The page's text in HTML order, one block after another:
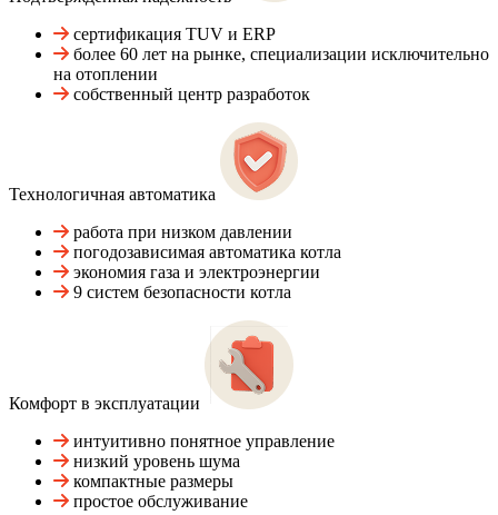
сертификация TUV и ERP
более 60 лет на рынке, специализации исключительно
на отоплении
собственный центр разработок
Технологичная автоматика
работа при низком давлении
погодозависимая автоматика котла
экономия газа и электроэнергии
9 систем безопасности котла
Комфорт в эксплуатации
интуитивно понятное управление
низкий уровень шума
компактные размеры
простое обслуживание